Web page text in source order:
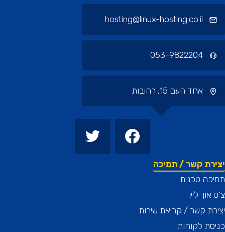
hosting@linux-hosting.co.il
053-9822204
אחד העם 15, רחובות
קשר / תמיכה
טכנית
ליין
קשר / קריאת שירות
לקוחות